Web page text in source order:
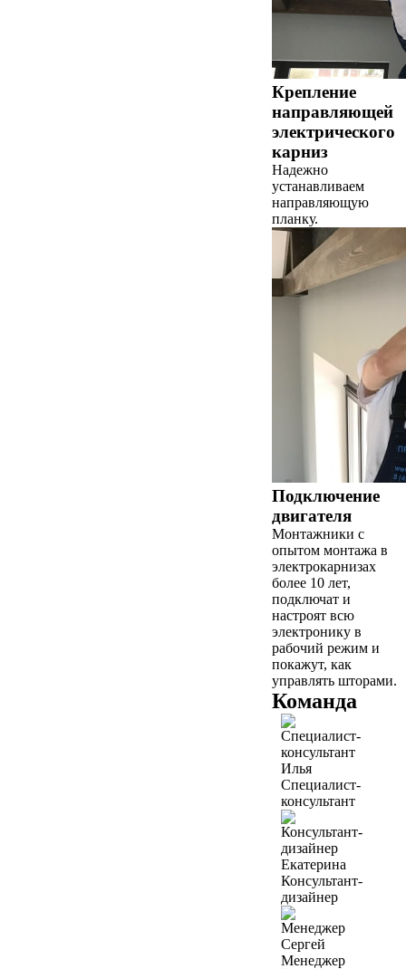
Крепление
направляющей
электрического
карниз
Надежно
устанавливаем
направляющую
планку.
Подключение
двигателя
Монтажники с
опытом монтажа в
электрокарнизах
более 10 лет,
подключат и
настроят всю
электронику в
рабочий режим и
покажут, как
управлять шторами.
Команда
Илья
Специалист-
консультант
Екатерина
Консультант-
дизайнер
Сергей
Менеджер